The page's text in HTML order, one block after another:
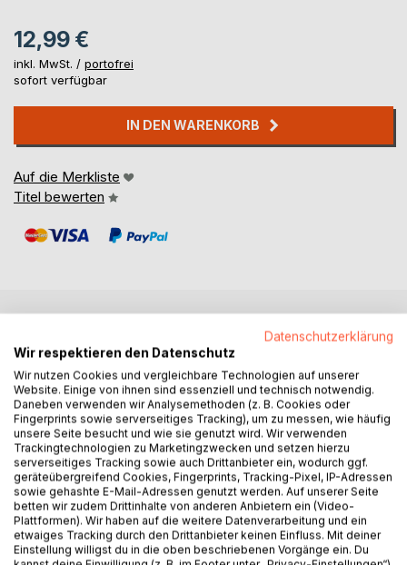
12,99 €
inkl. MwSt. / portofrei
sofort verfügbar
IN DEN WARENKORB
Auf die Merkliste
Titel bewerten
Ein atmosphärischer Austrokrimi am Wolfgangsee: Kurz vor
dem Volksfest in St. Gilgen verschwindet der junge Tommy
Berger. Bei seinen Ermittlungen gerät Kommissar Leitner in
ein Netz aus Gerüchten, Angst und alten Geheimnissen. Die
Hinweise verdichten sich rund um eine unheimliche Gestalt,
die nachts am See auftaucht: einen Clown.
Der Clown vom Wolfgangsee verbindet Spannung,
regionale Atmosphäre und düstere Bilder zu einem
packenden Kriminalroman über Wahrheit, Schuld und die
Schatten der Vergangenheit.
Datenschutzerklärung
Wir respektieren den Datenschutz
Wir nutzen Cookies und vergleichbare Technologien auf unserer
Website. Einige von ihnen sind essenziell und technisch notwendig.
Daneben verwenden wir Analysemethoden (z. B. Cookies oder
Fingerprints sowie serverseitiges Tracking), um zu messen, wie häufig
unsere Seite besucht und wie sie genutzt wird. Wir verwenden
Trackingtechnologien zu Marketingzwecken und setzen hierzu
serverseitiges Tracking sowie auch Drittanbieter ein, wodurch ggf.
geräteübergreifend Cookies, Fingerprints, Tracking-Pixel, IP-Adressen
sowie gehashte E-Mail-Adressen genutzt werden. Auf unserer Seite
betten wir zudem Drittinhalte von anderen Anbietern ein (Video-
Plattformen). Wir haben auf die weitere Datenverarbeitung und ein
etwaiges Tracking durch den Drittanbieter keinen Einfluss. Mit deiner
Einstellung willigst du in die oben beschriebenen Vorgänge ein. Du